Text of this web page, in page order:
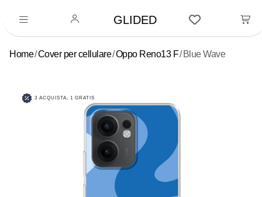
GLIDED
Home Cover per cellulare Oppo Reno13 F Blue Wave
3 ACQUISTA, 1 GRATIS